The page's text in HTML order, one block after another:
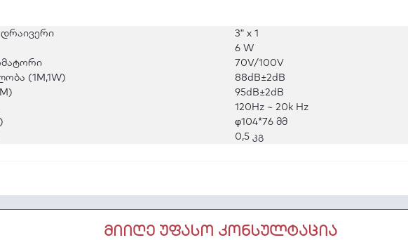
დრაივერი
3ʺ x 1
6 W
70V/100V
(1M,1W)
88dB±2dB
95dB±2dB
120Hz ~ 20k Hz
φ104*76 მმ
0,5 კგ
მიიღე უფასო კონსულტაცია